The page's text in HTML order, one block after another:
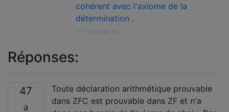
cohérent avec l'axiome de la
détermination .
Tsuyoshi Ito
Réponses:
47
Toute déclaration arithmétique prouvable
dans ZFC est prouvable dans ZF et n'a